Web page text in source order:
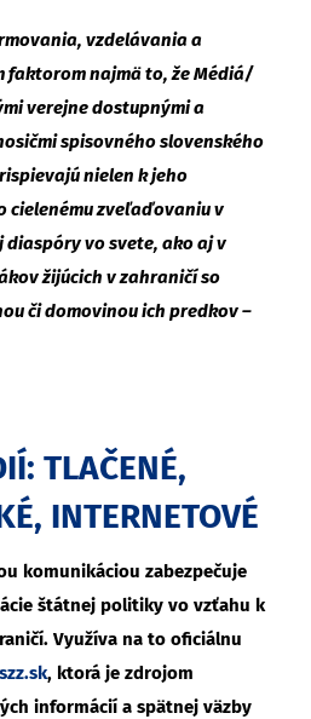
vzdelávania a
faktorom najmä to, že Médiá/
verejne dostupnými a
spisovného slovenského
nielen k jeho
cielenému zveľaďovaniu v
vo svete, ako aj v
žijúcich v zahraničí so
či domovinou ich predkov –
TLAČENÉ,
INTERNETOVÉ
komunikáciou zabezpečuje
štátnej politiky vo vzťahu k
Využíva na to oficiálnu
, ktorá je zdrojom
informácií a spätnej väzby